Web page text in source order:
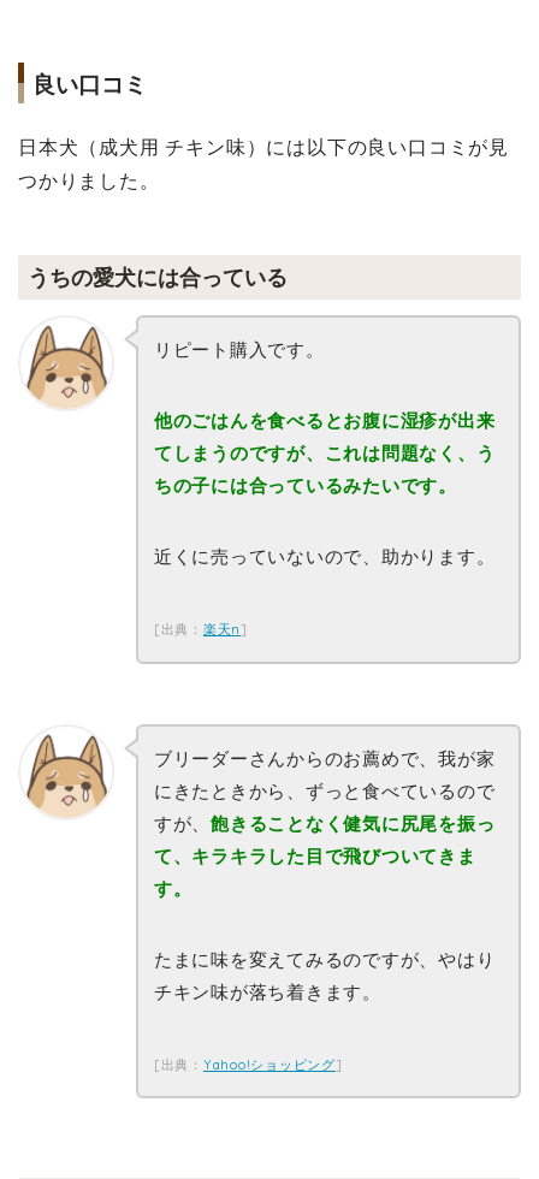
良い口コミ
日本犬（成犬用 チキン味）には以下の良い口コミが見
つかりました。
うちの愛犬には合っている
リピート購入です。
他のごはんを食べるとお腹に湿疹が出来
てしまうのですが、これは問題なく、う
ちの子には合っているみたいです。
近くに売っていないので、助かります。
[出典： 楽天n ]
ブリーダーさんからのお薦めで、我が家
にきたときから、ずっと食べているので
すが、飽きることなく健気に尻尾を振っ
て、キラキラした目で飛びついてきま
す。
たまに味を変えてみるのですが、やはり
チキン味が落ち着きます。
[出典： Yahoo!ショッピング]